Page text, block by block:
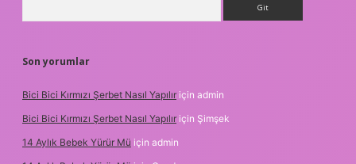
Son yorumlar
Bici Bici Kırmızı Şerbet Nasıl Yapılır için admin
Bici Bici Kırmızı Şerbet Nasıl Yapılır için Şimşek
14 Aylık Bebek Yürür Mü için admin